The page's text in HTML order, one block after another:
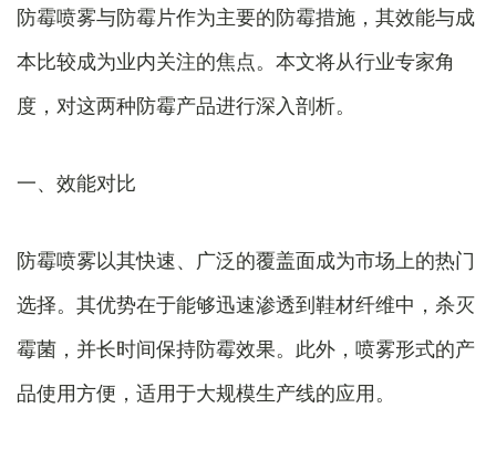
防霉喷雾与防霉片作为主要的防霉措施，其效能与成
本比较成为业内关注的焦点。本文将从行业专家角
度，对这两种防霉产品进行深入剖析。
一、效能对比
防霉喷雾以其快速、广泛的覆盖面成为市场上的热门
选择。其优势在于能够迅速渗透到鞋材纤维中，杀灭
霉菌，并长时间保持防霉效果。此外，喷雾形式的产
品使用方便，适用于大规模生产线的应用。